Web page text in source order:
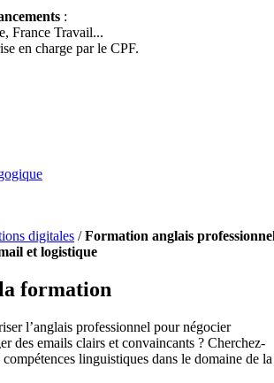
:
France Travail...
en charge par le CPF.
digitales /Formation anglais
et logistique
formation
l’anglais professionnel pour négocier
des emails clairs et convaincants ? Cherchez-
linguistiques dans le domaine de la